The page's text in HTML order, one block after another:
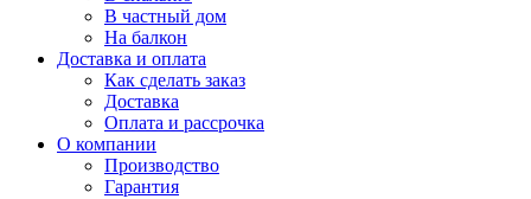
В частный дом
На балкон
Доставка и оплата
Как сделать заказ
Доставка
Оплата и рассрочка
О компании
Производство
Гарантия